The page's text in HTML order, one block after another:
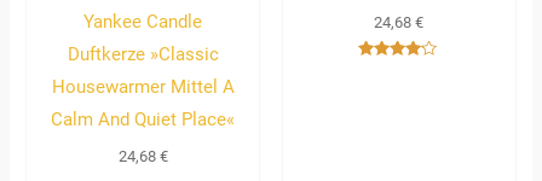
Yankee Candle
Duftkerze »Classic
Housewarmer Mittel A
Calm And Quiet Place«
24,68 €
24,68€